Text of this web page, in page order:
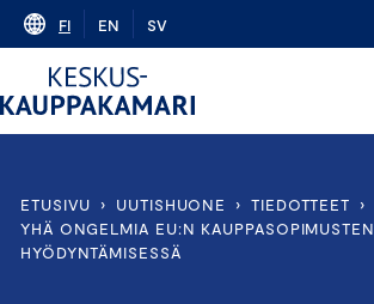
Skip
content
FI EN SV
ETUSIVU › UUTISHUONE › TIEDOTTEET ›
YHÄ ONGELMIA EU:N KAUPPASOPIMUSTEN
HYÖDYNTÄMISESSÄ